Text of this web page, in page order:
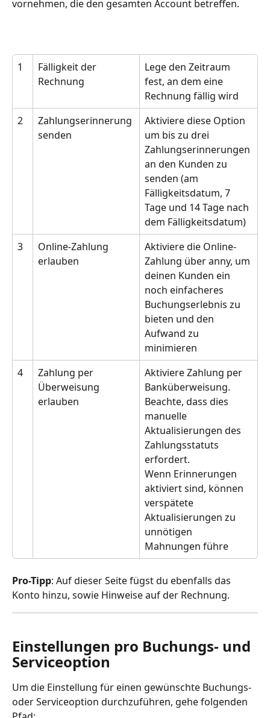
vornehmen, die den gesamten Account betreffen.
1
Fälligkeit der
Rechnung
Lege den Zeitraum
fest, an dem eine
Rechnung fällig wird
2
Zahlungserinnerung
senden
Aktiviere diese Option
um bis zu drei
Zahlungserinnerungen
an den Kunden zu
senden (am
Fälligkeitsdatum, 7
Tage und 14 Tage nach
dem Fälligkeitsdatum)
3
Online-Zahlung
erlauben
Aktiviere die Online-
Zahlung über anny, um
deinen Kunden ein
noch einfacheres
Buchungserlebnis zu
bieten und den
Aufwand zu
minimieren
4
Zahlung per
Überweisung
erlauben
Aktiviere Zahlung per
Banküberweisung.
Beachte, dass dies
manuelle
Aktualisierungen des
Zahlungsstatuts
erfordert.
Wenn Erinnerungen
aktiviert sind, können
verspätete
Aktualisierungen zu
unnötigen
Mahnungen führe
Pro-Tipp: Auf dieser Seite fügst du ebenfalls das
Konto hinzu, sowie Hinweise auf der Rechnung.
Einstellungen pro Buchungs- und
Serviceoption
Um die Einstellung für einen gewünschte Buchungs-
oder Serviceoption durchzuführen, gehe folgenden